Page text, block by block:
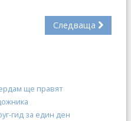
Следваща
ще правят
гид за един ден